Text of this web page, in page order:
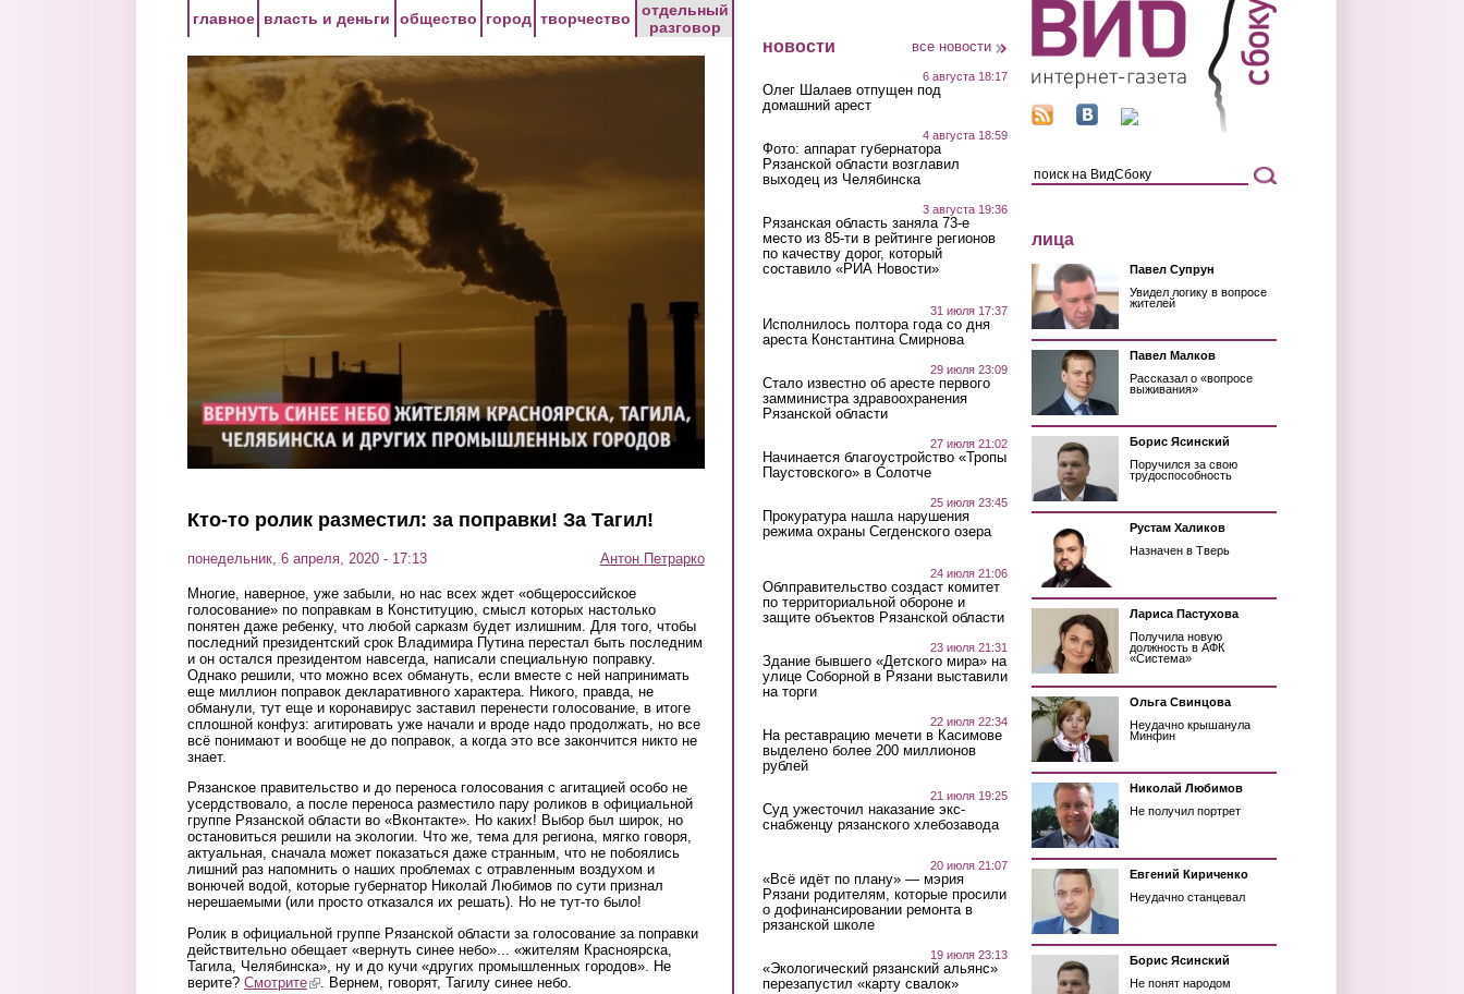
главное власть и деньги общество город творчество
отдельный
разговор
Кто-то ролик разместил: за поправки! За Тагил!
понедельник, 6 апреля, 2020 - 17:13 Антон Петрарко
Многие, наверное, уже забыли, но нас всех ждет «общероссийское
голосование» по поправкам в Конституцию, смысл которых настолько
понятен даже ребенку, что любой сарказм будет излишним. Для того, чтобы
последний президентский срок Владимира Путина перестал быть последним
и он остался президентом навсегда, написали специальную поправку.
Однако решили, что можно всех обмануть, если вместе с ней напринимать
еще миллион поправок декларативного характера. Никого, правда, не
обманули, тут еще и коронавирус заставил перенести голосование, в итоге
сплошной конфуз: агитировать уже начали и вроде надо продолжать, но все
всё понимают и вообще не до поправок, а когда это все закончится никто не
знает.
Рязанское правительство и до переноса голосования с агитацией особо не
усердствовало, а после переноса разместило пару роликов в официальной
группе Рязанской области во «Вконтакте». Но каких! Выбор был широк, но
остановиться решили на экологии. Что же, тема для региона, мягко говоря,
актуальная, сначала может показаться даже странным, что не побоялись
лишний раз напомнить о наших проблемах с отравленным воздухом и
вонючей водой, которые губернатор Николай Любимов по сути признал
нерешаемыми (или просто отказался их решать). Но не тут-то было!
Ролик в официальной группе Рязанской области за голосование за поправки
действительно обещает «вернуть синее небо»... «жителям Красноярска,
Тагила, Челябинска», ну и до кучи «других промышленных городов». Не
верите? Смотрите(link is external)
. Вернем, говорят, Тагилу синее небо.
новости все новости
6 августа 18:17
Олег Шалаев отпущен под
домашний арест
4 августа 18:59
Фото: аппарат губернатора
Рязанской области возглавил
выходец из Челябинска
3 августа 19:36
Рязанская область заняла 73-е
место из 85-ти в рейтинге регионов
по качеству дорог, который
составило «РИА Новости»
31 июля 17:37
Исполнилось полтора года со дня
ареста Константина Смирнова
29 июля 23:09
Стало известно об аресте первого
замминистра здравоохранения
Рязанской области
27 июля 21:02
Начинается благоустройство «Тропы
Паустовского» в Солотче
25 июля 23:45
Прокуратура нашла нарушения
режима охраны Сегденского озера
24 июля 21:06
Облправительство создаст комитет
по территориальной обороне и
защите объектов Рязанской области
23 июля 21:31
Здание бывшего «Детского мира» на
улице Соборной в Рязани выставили
на торги
22 июля 22:34
На реставрацию мечети в Касимове
выделено более 200 миллионов
рублей
21 июля 19:25
Суд ужесточил наказание экс-
снабженцу рязанского хлебозавода
20 июля 21:07
«Всё идёт по плану» — мэрия
Рязани родителям, которые просили
о дофинансировании ремонта в
рязанской школе
19 июля 23:13
«Экологический рязанский альянс»
перезапустил «карту свалок»
лица
Павел Супрун
Увидел логику в вопросе
жителей
Павел Малков
Рассказал о «вопросе
выживания»
Борис Ясинский
Поручился за свою
трудоспособность
Рустам Халиков
Назначен в Тверь
Лариса Пастухова
Получила новую
должность в АФК
«Система»
Ольга Свинцова
Неудачно крышанула
Минфин
Николай Любимов
Не получил портрет
Евгений Кириченко
Неудачно станцевал
Борис Ясинский
Не понят народом